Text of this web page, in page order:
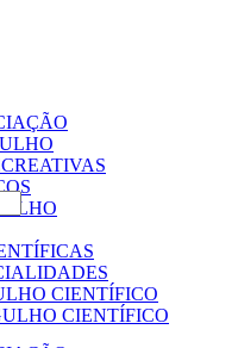
CIENTÍFICO
CIENTÍFICO